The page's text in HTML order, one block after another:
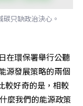
只缺政治決心。
在環保署舉行公聽
源發展策略的兩個
較好奇的是，相較
麼我們的能源政策